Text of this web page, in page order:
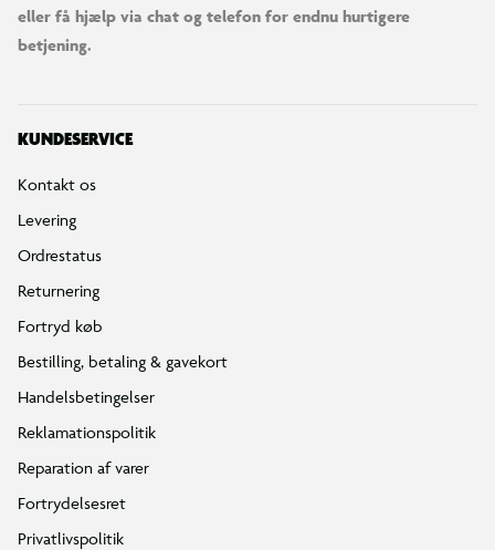
eller få hjælp via chat og telefon for endnu hurtigere
betjening.
KUNDESERVICE
Kontakt os
Levering
Ordrestatus
Returnering
Fortryd køb
Bestilling, betaling & gavekort
Handelsbetingelser
Reklamationspolitik
Reparation af varer
Fortrydelsesret
Privatlivspolitik